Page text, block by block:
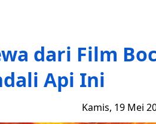
dari Film
Api Ini
Kamis, 19 Mei